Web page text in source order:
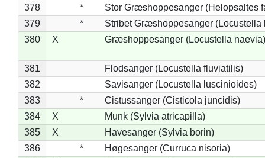
378 *
Stor Græshoppesanger (Helopsaltes
379
*
Stribet Græshoppesanger (Locustella
380
X Græshoppesanger (Locustella naevia)
381
Flodsanger (Locustella fluviatilis)
382
Savisanger (Locustella luscinioides)
383
*
Cistussanger (Cisticola juncidis)
384
X
Munk (Sylvia atricapilla)
385
X
Havesanger (Sylvia borin)
386
*
Høgesanger (Curruca nisoria)